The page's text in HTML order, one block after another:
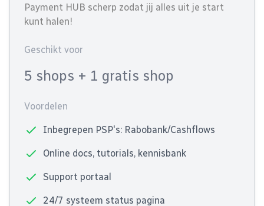
Payment HUB scherp zodat jij alles uit je start
kunt halen!
Geschikt voor
5 shops + 1 gratis shop
Voordelen
Inbegrepen PSP's: Rabobank/Cashflows
Online docs, tutorials, kennisbank
Support portaal
24/7 systeem status pagina